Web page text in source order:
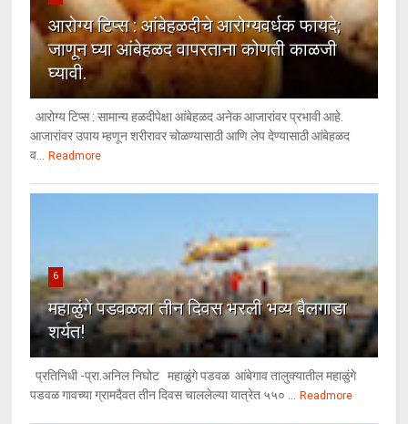
आरोग्य टिप्स : आंबेहळदीचे आरोग्यवर्धक फायदे;
जाणून घ्या आंबेहळद वापरताना कोणती काळजी
घ्यावी.
आरोग्य टिप्स : सामान्य हळदीपेक्षा आंबेहळद अनेक आजारांवर प्रभावी आहे.
आजारांवर उपाय म्हणून शरीरावर चोळण्यासाठी आणि लेप देण्यासाठी आंबेहळद
व... Readmore
6
महाळुंगे पडवळला तीन दिवस भरली भव्य बैलगाडा
शर्यत!
प्रतिनिधी -प्रा.अनिल निघोट महाळुंगे पडवळ आंबेगाव तालुक्यातील महाळुंगे
पडवळ गावच्या ग्रामदैवत तीन दिवस चाललेल्या यात्रेत ५५० ... Readmore